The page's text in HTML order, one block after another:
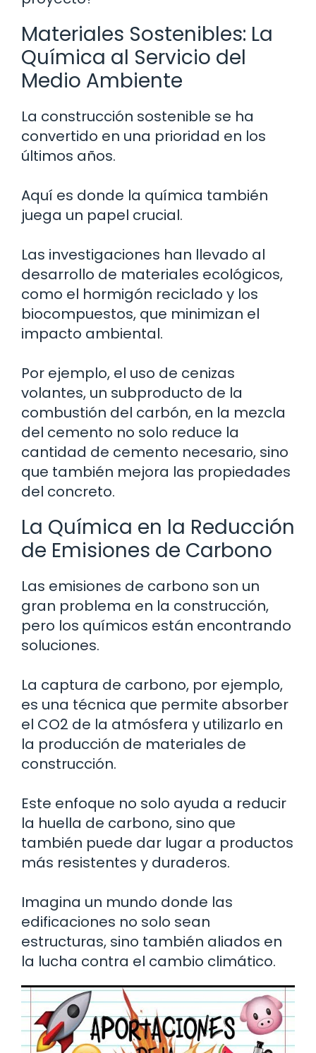
Materiales Sostenibles: La
Química al Servicio del
Medio Ambiente
La construcción sostenible se ha
convertido en una prioridad en los
últimos años.
Aquí es donde la química también
juega un papel crucial.
Las investigaciones han llevado al
desarrollo de materiales ecológicos,
como el hormigón reciclado y los
biocompuestos, que minimizan el
impacto ambiental.
Por ejemplo, el uso de cenizas
volantes, un subproducto de la
combustión del carbón, en la mezcla
del cemento no solo reduce la
cantidad de cemento necesario, sino
que también mejora las propiedades
del concreto.
La Química en la Reducción
de Emisiones de Carbono
Las emisiones de carbono son un
gran problema en la construcción,
pero los químicos están encontrando
soluciones.
La captura de carbono, por ejemplo,
es una técnica que permite absorber
el CO2 de la atmósfera y utilizarlo en
la producción de materiales de
construcción.
Este enfoque no solo ayuda a reducir
la huella de carbono, sino que
también puede dar lugar a productos
más resistentes y duraderos.
Imagina un mundo donde las
edificaciones no solo sean
estructuras, sino también aliados en
la lucha contra el cambio climático.